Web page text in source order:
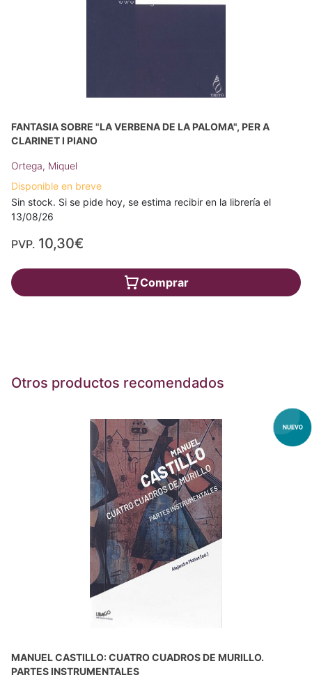
FANTASIA SOBRE "LA VERBENA DE LA PALOMA", PER A
CLARINET I PIANO
Ortega, Miquel
Disponible en breve
Sin stock. Si se pide hoy, se estima recibir en la librería el
13/08/26
PVP. 10,30€
Comprar
Otros productos recomendados
MANUEL CASTILLO: CUATRO CUADROS DE MURILLO.
PARTES INSTRUMENTALES